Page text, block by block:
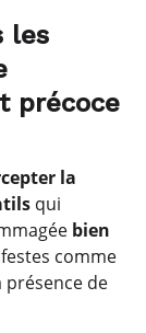
les
précoce
la
qui
bien
comme
présence de